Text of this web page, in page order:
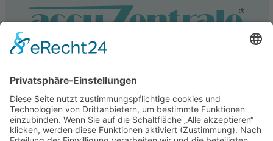
Service
Information